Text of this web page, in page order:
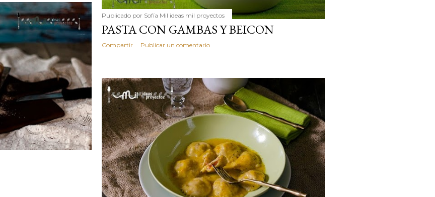
Publicado por Sofía Mil ideas mil proyectos
PASTA CON GAMBAS Y BEICON
Compartir Publicar un comentario